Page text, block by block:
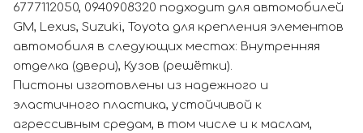
6777112050, 0940908320 подходит для автомобилей
GM, Lexus, Suzuki, Toyota для крепления элементов
автомобиля в следующих местах: Внутренняя
отделка (двери), Кузов (решётки).
Пистоны изготовлены из надежного и
эластичного пластика, устойчивой к
агрессивным средам, в том числе и к маслам,